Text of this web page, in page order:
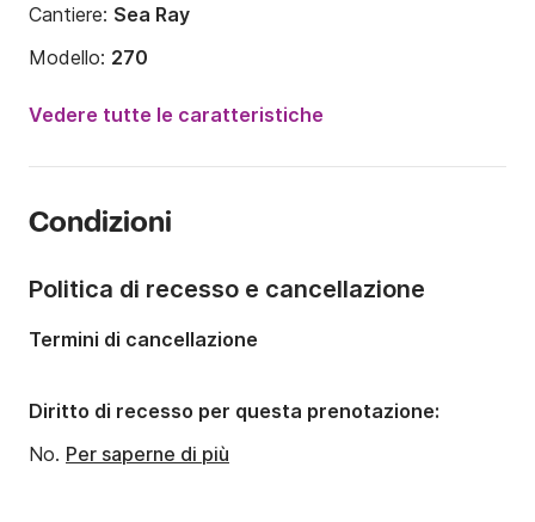
Cantiere: Sea Ray
Modello: 270
320CV
Portata massima persone:
Vedere tutte le caratteristiche
Condizioni
Politica di recesso e cancellazione
Termini di cancellazione
Diritto di recesso per questa prenotazione:
No. Per saperne di più